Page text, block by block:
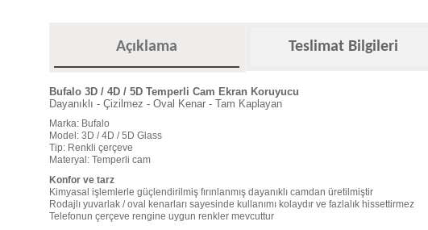
Açıklama Teslimat Bilgileri
Bufalo 3D / 4D / 5D Temperli Cam Ekran Koruyucu
Dayanıklı - Çizilmez - Oval Kenar - Tam Kaplayan
Marka: Bufalo
Model: 3D / 4D / 5D Glass
Tip: Renkli çerçeve
Materyal: Temperli cam
Konfor ve tarz
Kimyasal işlemlerle güçlendirilmiş fırınlanmış dayanıklı camdan üretilmiştir
Rodajlı yuvarlak / oval kenarları sayesinde kullanımı kolaydır ve fazlalık hissettirmez
Telefonun çerçeve rengine uygun renkler mevcuttur